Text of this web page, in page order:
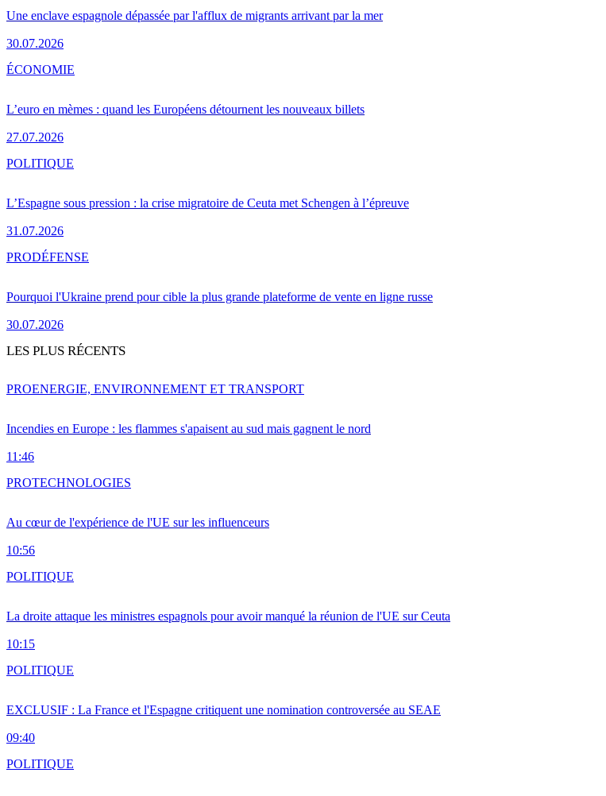
Une enclave espagnole dépassée par l'afflux de migrants arrivant par la mer
30.07.2026
L’euro en mèmes : quand les Européens détournent les nouveaux billets
27.07.2026
ÉCONOMIE
L’Espagne sous pression : la crise migratoire de Ceuta met Schengen à l’épreuve
31.07.2026
POLITIQUE
Pourquoi l'Ukraine prend pour cible la plus grande plateforme de vente en ligne russe
30.07.2026
PRODÉFENSE
LES PLUS RÉCENTS
Incendies en Europe : les flammes s'apaisent au sud mais gagnent le nord
11:46
PROENERGIE, ENVIRONNEMENT ET TRANSPORT
Au cœur de l'expérience de l'UE sur les influenceurs
10:56
PROTECHNOLOGIES
La droite attaque les ministres espagnols pour avoir manqué la réunion de l'UE sur Ceuta
10:15
POLITIQUE
EXCLUSIF : La France et l'Espagne critiquent une nomination controversée au SEAE
09:40
POLITIQUE
POLITIQUE